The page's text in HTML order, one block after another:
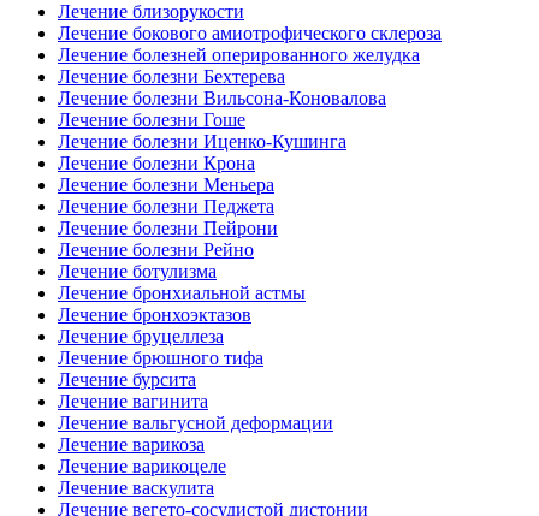
Лечение близорукости
Лечение бокового амиотрофического склероза
Лечение болезней оперированного желудка
Лечение болезни Бехтерева
Лечение болезни Вильсона-Коновалова
Лечение болезни Гоше
Лечение болезни Иценко-Кушинга
Лечение болезни Крона
Лечение болезни Меньера
Лечение болезни Педжета
Лечение болезни Пейрони
Лечение болезни Рейно
Лечение ботулизма
Лечение бронхиальной астмы
Лечение бронхоэктазов
Лечение бруцеллеза
Лечение брюшного тифа
Лечение бурсита
Лечение вагинита
Лечение вальгусной деформации
Лечение варикоза
Лечение варикоцеле
Лечение васкулита
Лечение вегето-сосудистой дистонии